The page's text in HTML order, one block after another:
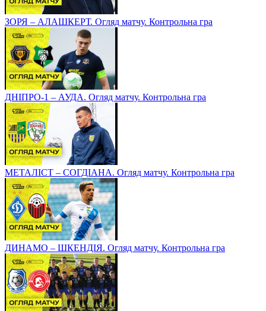
ЗОРЯ – АЛАШКЕРТ. Огляд матчу. Контрольна гра
ДНІПРО-1 – АУДА. Огляд матчу. Контрольна гра
МЕТАЛІСТ – СОГДІАНА. Огляд матчу. Контрольна гра
ДИНАМО – ШКЕНДІЯ. Огляд матчу. Контрольна гра